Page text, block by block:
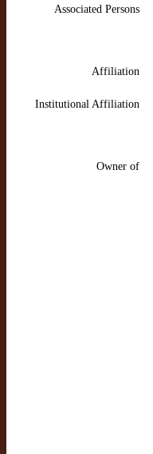
Associated Persons
Affiliation
Institutional Affiliation
Owner of